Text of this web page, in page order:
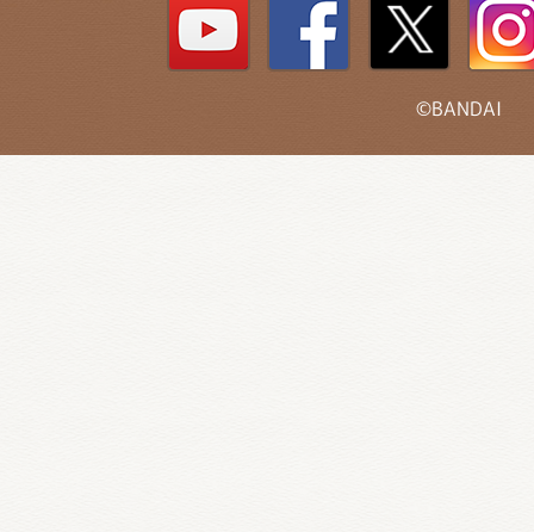
©BANDAI